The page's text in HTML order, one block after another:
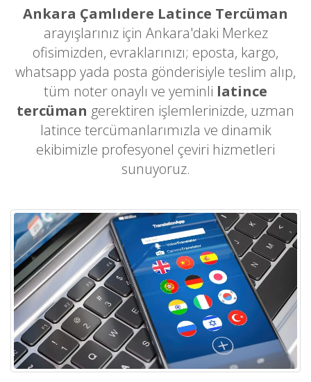
Ankara Çamlıdere Latince Tercüman
arayışlarınız için Ankara'daki Merkez
ofisimizden, evraklarınızı; eposta, kargo,
whatsapp yada posta gönderisiyle teslim alıp,
tüm noter onaylı ve yeminli latince
tercüman gerektiren işlemlerinizde, uzman
latince tercümanlarımızla ve dinamik
ekibimizle profesyonel çeviri hizmetleri
sunuyoruz.